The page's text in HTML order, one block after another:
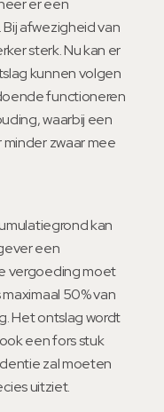
er een
afwezigheid van
sterk. Nu kan er
kunnen volgen
functioneren
waarbij een
zwaar mee
kan
een
vergoeding moet
50% van
Het ontslag wordt
een fors stuk
zal moeten
uitziet.